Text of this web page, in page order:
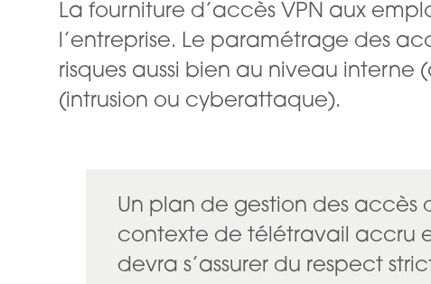
La fourniture d’accès VPN aux
l’entreprise. Le paramétrage des
risques aussi bien au niveau
(intrusion ou cyberattaque).
Un plan de gestion des
contexte de télétravail accru
devra s’assurer du respect